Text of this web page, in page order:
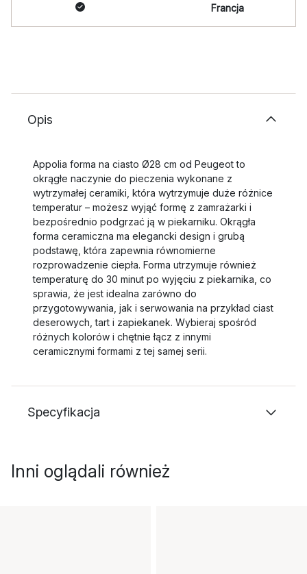
Francja
Opis
Appolia forma na ciasto Ø28 cm od Peugeot to
okrągłe naczynie do pieczenia wykonane z
wytrzymałej ceramiki, która wytrzymuje duże różnice
temperatur – możesz wyjąć formę z zamrażarki i
bezpośrednio podgrzać ją w piekarniku. Okrągła
forma ceramiczna ma elegancki design i grubą
podstawę, która zapewnia równomierne
rozprowadzenie ciepła. Forma utrzymuje również
temperaturę do 30 minut po wyjęciu z piekarnika, co
sprawia, że jest idealna zarówno do
przygotowywania, jak i serwowania na przykład ciast
deserowych, tart i zapiekanek. Wybieraj spośród
różnych kolorów i chętnie łącz z innymi
ceramicznymi formami z tej samej serii.
Specyfikacja
Inni oglądali również